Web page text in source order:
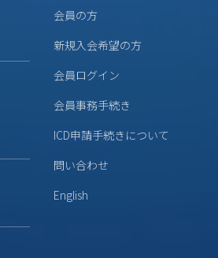
会員の方
新規入会希望の方
会員ログイン
会員事務手続き
ICD申請手続きについて
問い合わせ
English